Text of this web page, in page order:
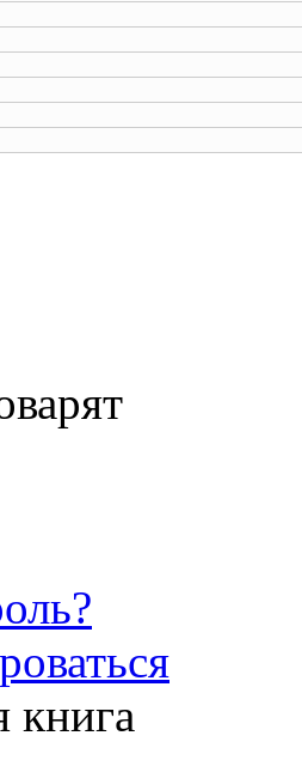
книга